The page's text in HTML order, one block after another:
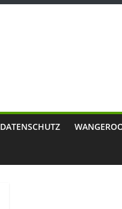
DATENSCHUTZ